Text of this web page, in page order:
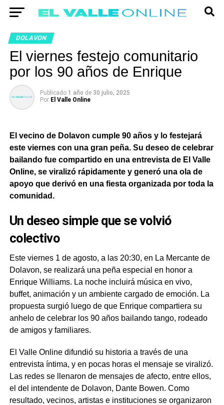
DOLAVON
El viernes festejo comunitario
por los 90 años de Enrique
Publicado 1 año de 30 julio, 2025
Por El Valle Online
El vecino de Dolavon cumple 90 años y lo festejará
este viernes con una gran peña. Su deseo de celebrar
bailando fue compartido en una entrevista de El Valle
Online, se viralizó rápidamente y generó una ola de
apoyo que derivó en una fiesta organizada por toda la
comunidad.
Un deseo simple que se volvió
colectivo
Este viernes 1 de agosto, a las 20:30, en La Mercante de
Dolavon, se realizará una peña especial en honor a
Enrique Williams. La noche incluirá música en vivo,
buffet, animación y un ambiente cargado de emoción. La
propuesta surgió luego de que Enrique compartiera su
anhelo de celebrar los 90 años bailando tango, rodeado
de amigos y familiares.
El Valle Online difundió su historia a través de una
entrevista íntima, y en pocas horas el mensaje se viralizó.
Las redes se llenaron de mensajes de afecto, entre ellos,
el del intendente de Dolavon, Dante Bowen. Como
resultado, vecinos, artistas e instituciones se organizaron